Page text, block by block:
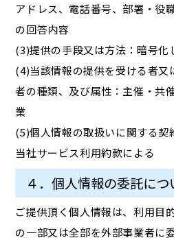
アドレス、電話番号、部署・役
の回答内容
(3)提供の手段又は方法：暗号
(4)当該情報の提供を受ける者又
者の種類、及び属性：主催・共
業
(5)個人情報の取扱いに関する契
当社サービス利用約款による
４．個人情報の委託につ
ご提供頂く個人情報は、利用目
の一部又は全部を外部事業者に